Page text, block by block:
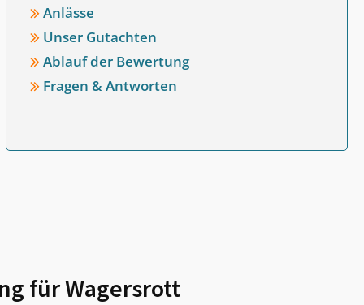
Anlässe
Unser Gutachten
Ablauf der Bewertung
Fragen & Antworten
fürWagersrott